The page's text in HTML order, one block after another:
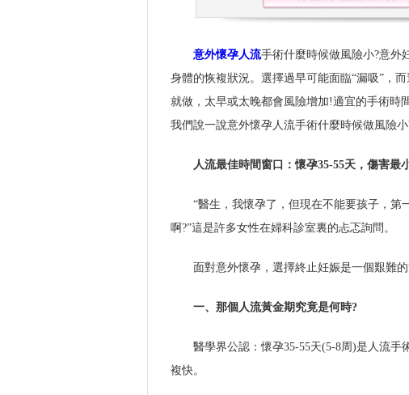
意外懷孕人流手術什麼時候做風險小?意外
身體的恢複狀況。選擇過早可能面臨“漏吸”，
就做，太早或太晚都會風險增加!適宜的手術時
我們說一說意外懷孕人流手術什麼時候做風險小
人流最佳時間窗口：懷孕35-55天，傷害
“醫生，我懷孕了，但現在不能要孩子，第
啊?”這是許多女性在婦科診室裏的忐忑詢問。
面對意外懷孕，選擇終止妊娠是一個艱難
一、那個人流黃金期究竟是何時?
醫學界公認：懷孕35-55天(5-8周)是人流
複快。